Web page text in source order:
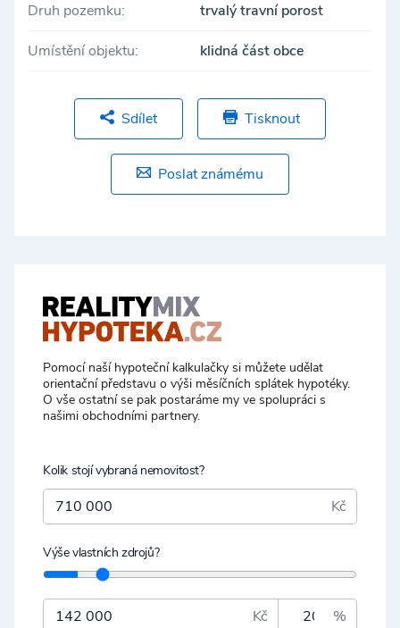
Druh pozemku: trvalý travní porost
Umístění objektu: klidná část obce
Sdílet Tisknout
Poslat známému
Pomocí naší hypoteční kalkulačky si můžete udělat
orientační představu o výši měsíčních splátek hypotéky.
O vše ostatní se pak postaráme my ve spolupráci s
našimi obchodními partnery.
Kolik stojí vybraná nemovitost?
Kč
Výše vlastních zdrojů?
Kč %